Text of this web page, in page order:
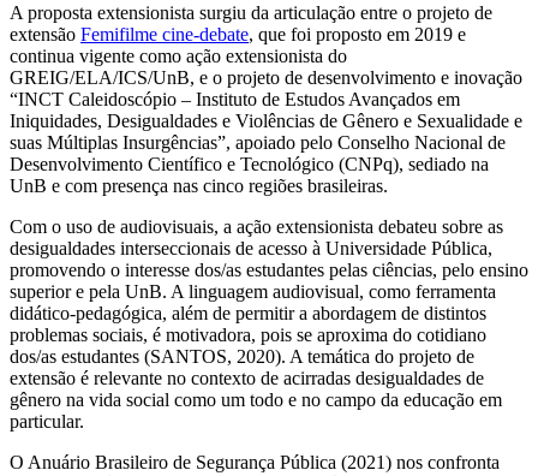
A proposta extensionista surgiu da articulação entre o projeto de
extensão Femifilme cine-debate, que foi proposto em 2019 e
continua vigente como ação extensionista do
GREIG/ELA/ICS/UnB, e o projeto de desenvolvimento e inovação
“INCT Caleidoscópio – Instituto de Estudos Avançados em
Iniquidades, Desigualdades e Violências de Gênero e Sexualidade e
suas Múltiplas Insurgências”, apoiado pelo Conselho Nacional de
Desenvolvimento Científico e Tecnológico (CNPq), sediado na
UnB e com presença nas cinco regiões brasileiras.
Com o uso de audiovisuais, a ação extensionista debateu sobre as
desigualdades interseccionais de acesso à Universidade Pública,
promovendo o interesse dos/as estudantes pelas ciências, pelo ensino
superior e pela UnB. A linguagem audiovisual, como ferramenta
didático-pedagógica, além de permitir a abordagem de distintos
problemas sociais, é motivadora, pois se aproxima do cotidiano
dos/as estudantes (SANTOS, 2020). A temática do projeto de
extensão é relevante no contexto de acirradas desigualdades de
gênero na vida social como um todo e no campo da educação em
particular.
O Anuário Brasileiro de Segurança Pública (2021) nos confronta